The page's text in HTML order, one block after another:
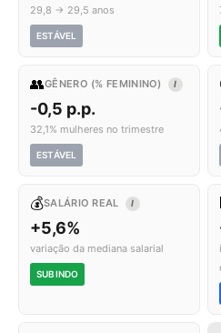
29,8 → 29,5 anos
ESTÁVEL
👥GÊNERO (% FEMININO) I
-0,5 p.p.
32,1% mulheres no trimestre
ESTÁVEL
💰SALÁRIO REAL I
+5,6%
variação da mediana salarial
SUBINDO